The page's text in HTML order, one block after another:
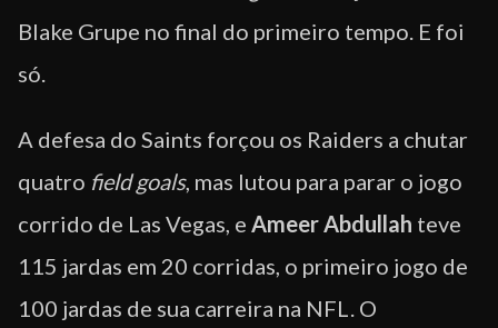
Blake Grupe no final do primeiro tempo. E foi
só.
A defesa do Saints forçou os Raiders a chutar
quatro field goals, mas lutou para parar o jogo
corrido de Las Vegas, e Ameer Abdullah teve
115 jardas em 20 corridas, o primeiro jogo de
100 jardas de sua carreira na NFL. O